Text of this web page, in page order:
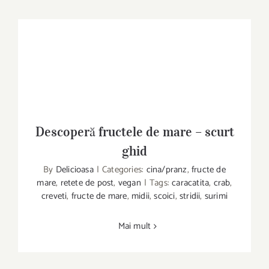
Descoperă fructele de mare – scurt ghid
Descoperă fructele de mare – scurt
ghid
By Delicioasa | Categories: cina/pranz, fructe de
mare, retete de post, vegan | Tags:caracatita, crab,
creveti, fructe de mare, midii,scoici,stridii, surimi
Mai mult